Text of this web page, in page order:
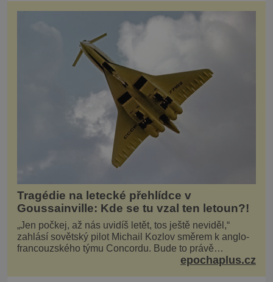
Tragédie na letecké přehlídce v
Goussainville: Kde se tu vzal ten letoun?!
„Jen počkej, až nás uvidíš letět, tos ještě neviděl,“
zahlásí sovětský pilot Michail Kozlov směrem k anglo-
francouzského týmu Concordu. Bude to právě
konkurenční boj, co bude stát za smrtí celé 6členné
epochaplus.cz